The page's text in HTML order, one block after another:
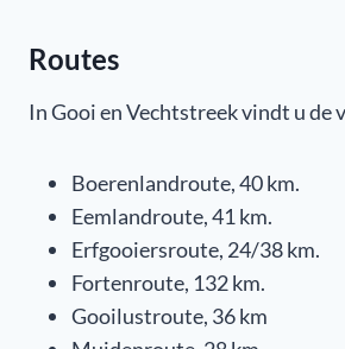
Routes
In Gooi en Vechtstreek vindt u de
Boerenlandroute, 40 km.
Eemlandroute, 41 km.
Erfgooiersroute, 24/38 km.
Fortenroute, 132 km.
Gooilustroute, 36 km